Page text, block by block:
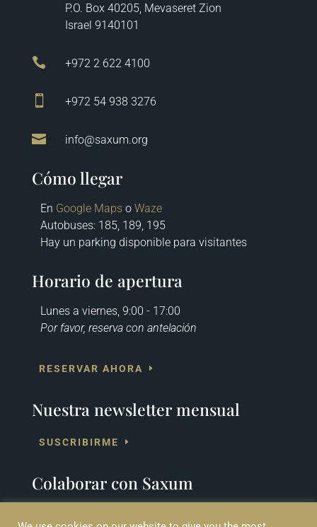
P.O. Box 40205, Mevaseret Zion
Israel 9140101
 +972 2 622 4100
 +972 54 938 3276
 info@saxum.org
Cómo llegar
En Google Mapso Waze
Autobuses: 185, 189, 195
Hay un parking disponible para visitantes
Horario de apertura
Lunes a viernes, 9:00 - 17:00
Por favor, reserva con antelación
RESERVAR AHORA
Nuestra newsletter mensual
SUSCRIBIRME
Colaborar con Saxum